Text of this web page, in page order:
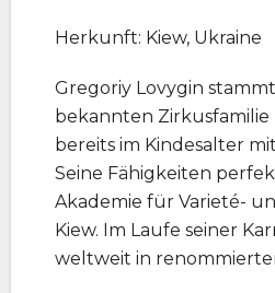
Herkunft: Kiew, Ukraine
Gregoriy Lovygin
bekannten
bereits im Kindesalter
Seine Fähigkeiten
Akademie für Varieté-
Kiew. Im Laufe seiner
weltweit in